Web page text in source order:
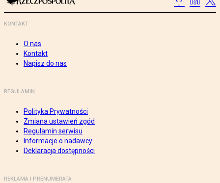
KONTAKT
O nas
Kontakt
Napisz do nas
REGULAMIN
Polityka Prywatności
Zmiana ustawień zgód
Regulamin serwisu
Informacje o nadawcy
Deklaracja dostępności
REKLAMA I PRENUMERATA